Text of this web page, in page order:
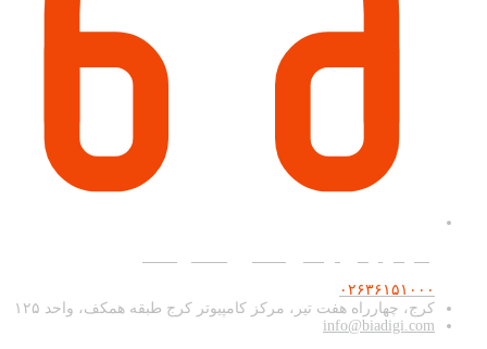
۰۲۶۳۶۱۵۱۰۰۰
کرج، چهارراه هفت تیر، مرکز کامپیوتر کرج طبقه همکف، واحد ۱۲۵
info@biadigi.com